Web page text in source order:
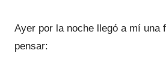
Ayer por la noche llegó a mí una
pensar: